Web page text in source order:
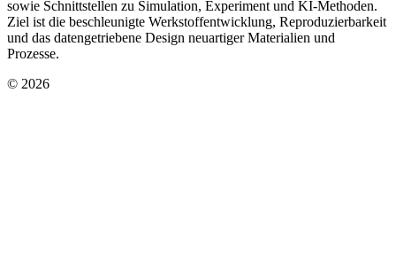
sowie Schnittstellen zu Simulation, Experiment und KI-Methoden.
Ziel ist die beschleunigte Werkstoffentwicklung, Reproduzierbarkeit
und das datengetriebene Design neuartiger Materialien und
Prozesse.
© 2026